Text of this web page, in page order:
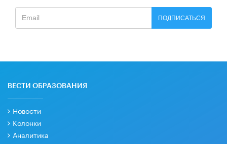
ПОДПИСАТЬСЯ
ВЕСТИ ОБРАЗОВАНИЯ
Новости
Колонки
Аналитика